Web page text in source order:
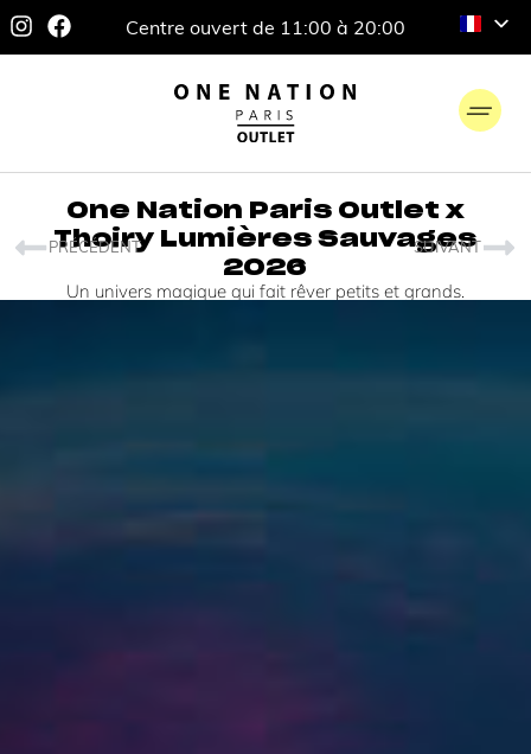
Centre ouvert de 11:00 à 20:00
One Nation Paris Outlet x
Thoiry Lumières Sauvages
2026
Un univers magique qui fait rêver petits et grands.
PRÉCÉDENT SUIVANT